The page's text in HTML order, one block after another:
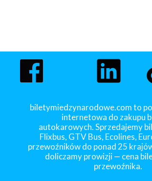
biletymiedzynarodowe.com to
internetowa do zakupu
autokarowych. Sprzedajemy
Flixbus, GTV Bus, Ecolines,
przewoźników do ponad 25
doliczamy prowizji — cena
przewoźnika.